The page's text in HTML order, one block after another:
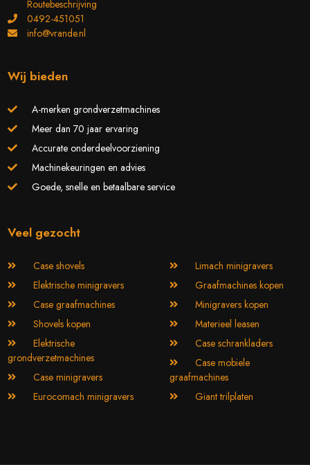
Routebeschrijving
0492-451051
info@vrande.nl
Wij bieden
A-merken grondverzetmachines
Meer dan 70 jaar ervaring
Accurate onderdeelvoorziening
Machinekeuringen en advies
Goede, snelle en betaalbare service
Veel gezocht
Case shovels
Elektrische minigravers
Case graafmachines
Shovels kopen
Elektrische
grondverzetmachines
Case minigravers
Eurocomach minigravers
Limach minigravers
Graafmachines kopen
Minigravers kopen
Materieel leasen
Case schrankladers
Case mobiele
graafmachines
Giant trilplaten